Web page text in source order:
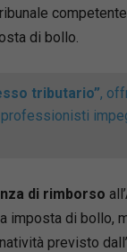
delle
delle
modelli,
e la lettura
a confronto
cassazionista,
crisi,
di bollo.
tributario”,
di rimborso
imposta di bollo,
previsto